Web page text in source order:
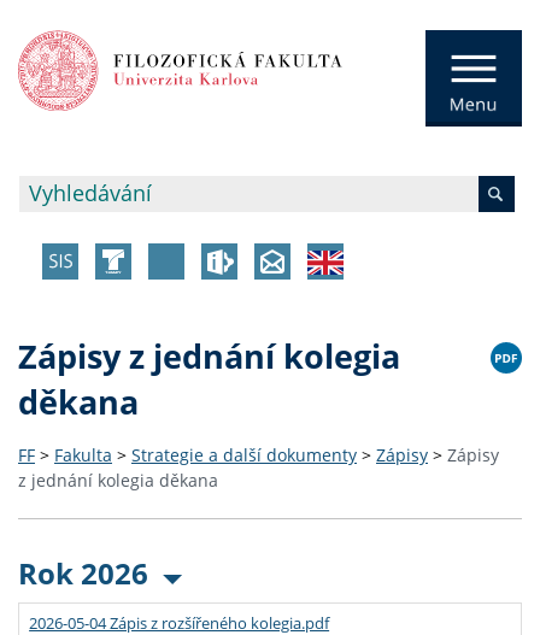
Zápisy z jednání kolegia
děkana
FF > Fakulta > Strategie a další dokumenty > Zápisy > Zápisy
z jednání kolegia děkana
Rok 2026
2026-05-04 Zápis z rozšířeného kolegia.pdf